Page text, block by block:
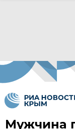
Мужчина